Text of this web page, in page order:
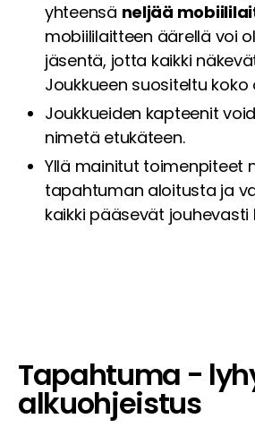
yhteensä neljää
mobiililaitteen äärellä voi
jäsentä, jotta kaikki
Joukkueen suositeltu
Joukkueiden kapteenit
nimetä etukäteen.
Yllä mainitut toimenpiteet
tapahtuman aloitusta ja
kaikki pääsevät jouhevasti
Tapahtuma -
alkuohjeistus